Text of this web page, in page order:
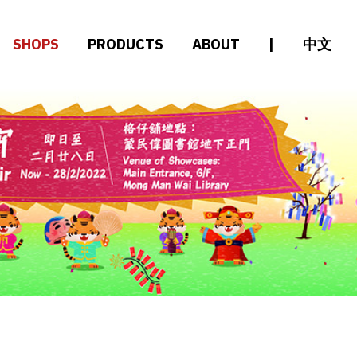
SHOPS PRODUCTS ABOUT | 中文